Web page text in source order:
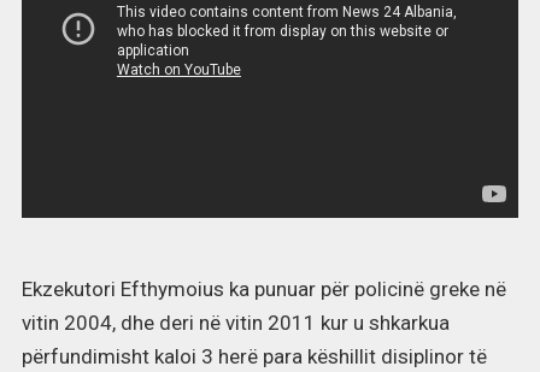
Ekzekutori Efthymoius ka punuar për policinë greke në
vitin 2004, dhe deri në vitin 2011 kur u shkarkua
përfundimisht kaloi 3 herë para këshillit disiplinor të